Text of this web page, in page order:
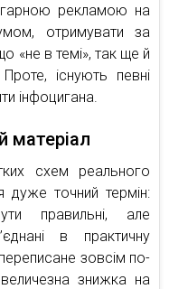
гарною рекламою на
отримувати за
«не в темі», так ще й
існують певні
інфоцигана.
матеріал
схем реального
дуже точний термін:
правильні, але
в практичну
зовсім по-
знижка на